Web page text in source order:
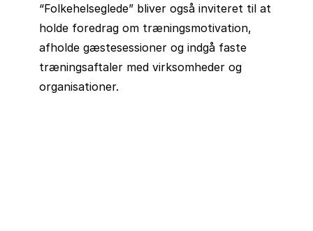
“Folkehelseglede” bliver også inviteret til at
holde foredrag om træningsmotivation,
afholde gæstesessioner og indgå faste
træningsaftaler med virksomheder og
organisationer.